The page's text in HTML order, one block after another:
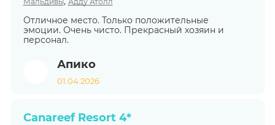
Отличное место. Только положительные
эмоции. Очень чисто. Прекрасный хозяин и
персонал.
Апико
01.04.2026
Canareef Resort 4*